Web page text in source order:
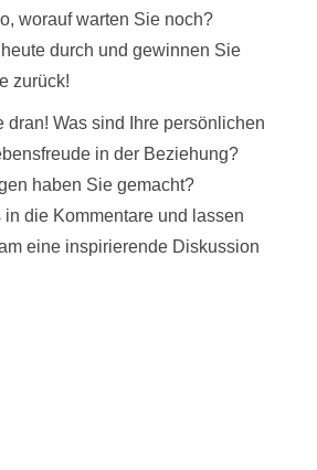
worauf warten Sie noch?
durch und gewinnen Sie
zurück!
dran! Was sind Ihre persönlichen
in der Beziehung?
haben Sie gemacht?
die Kommentare und lassen
eine inspirierende Diskussion